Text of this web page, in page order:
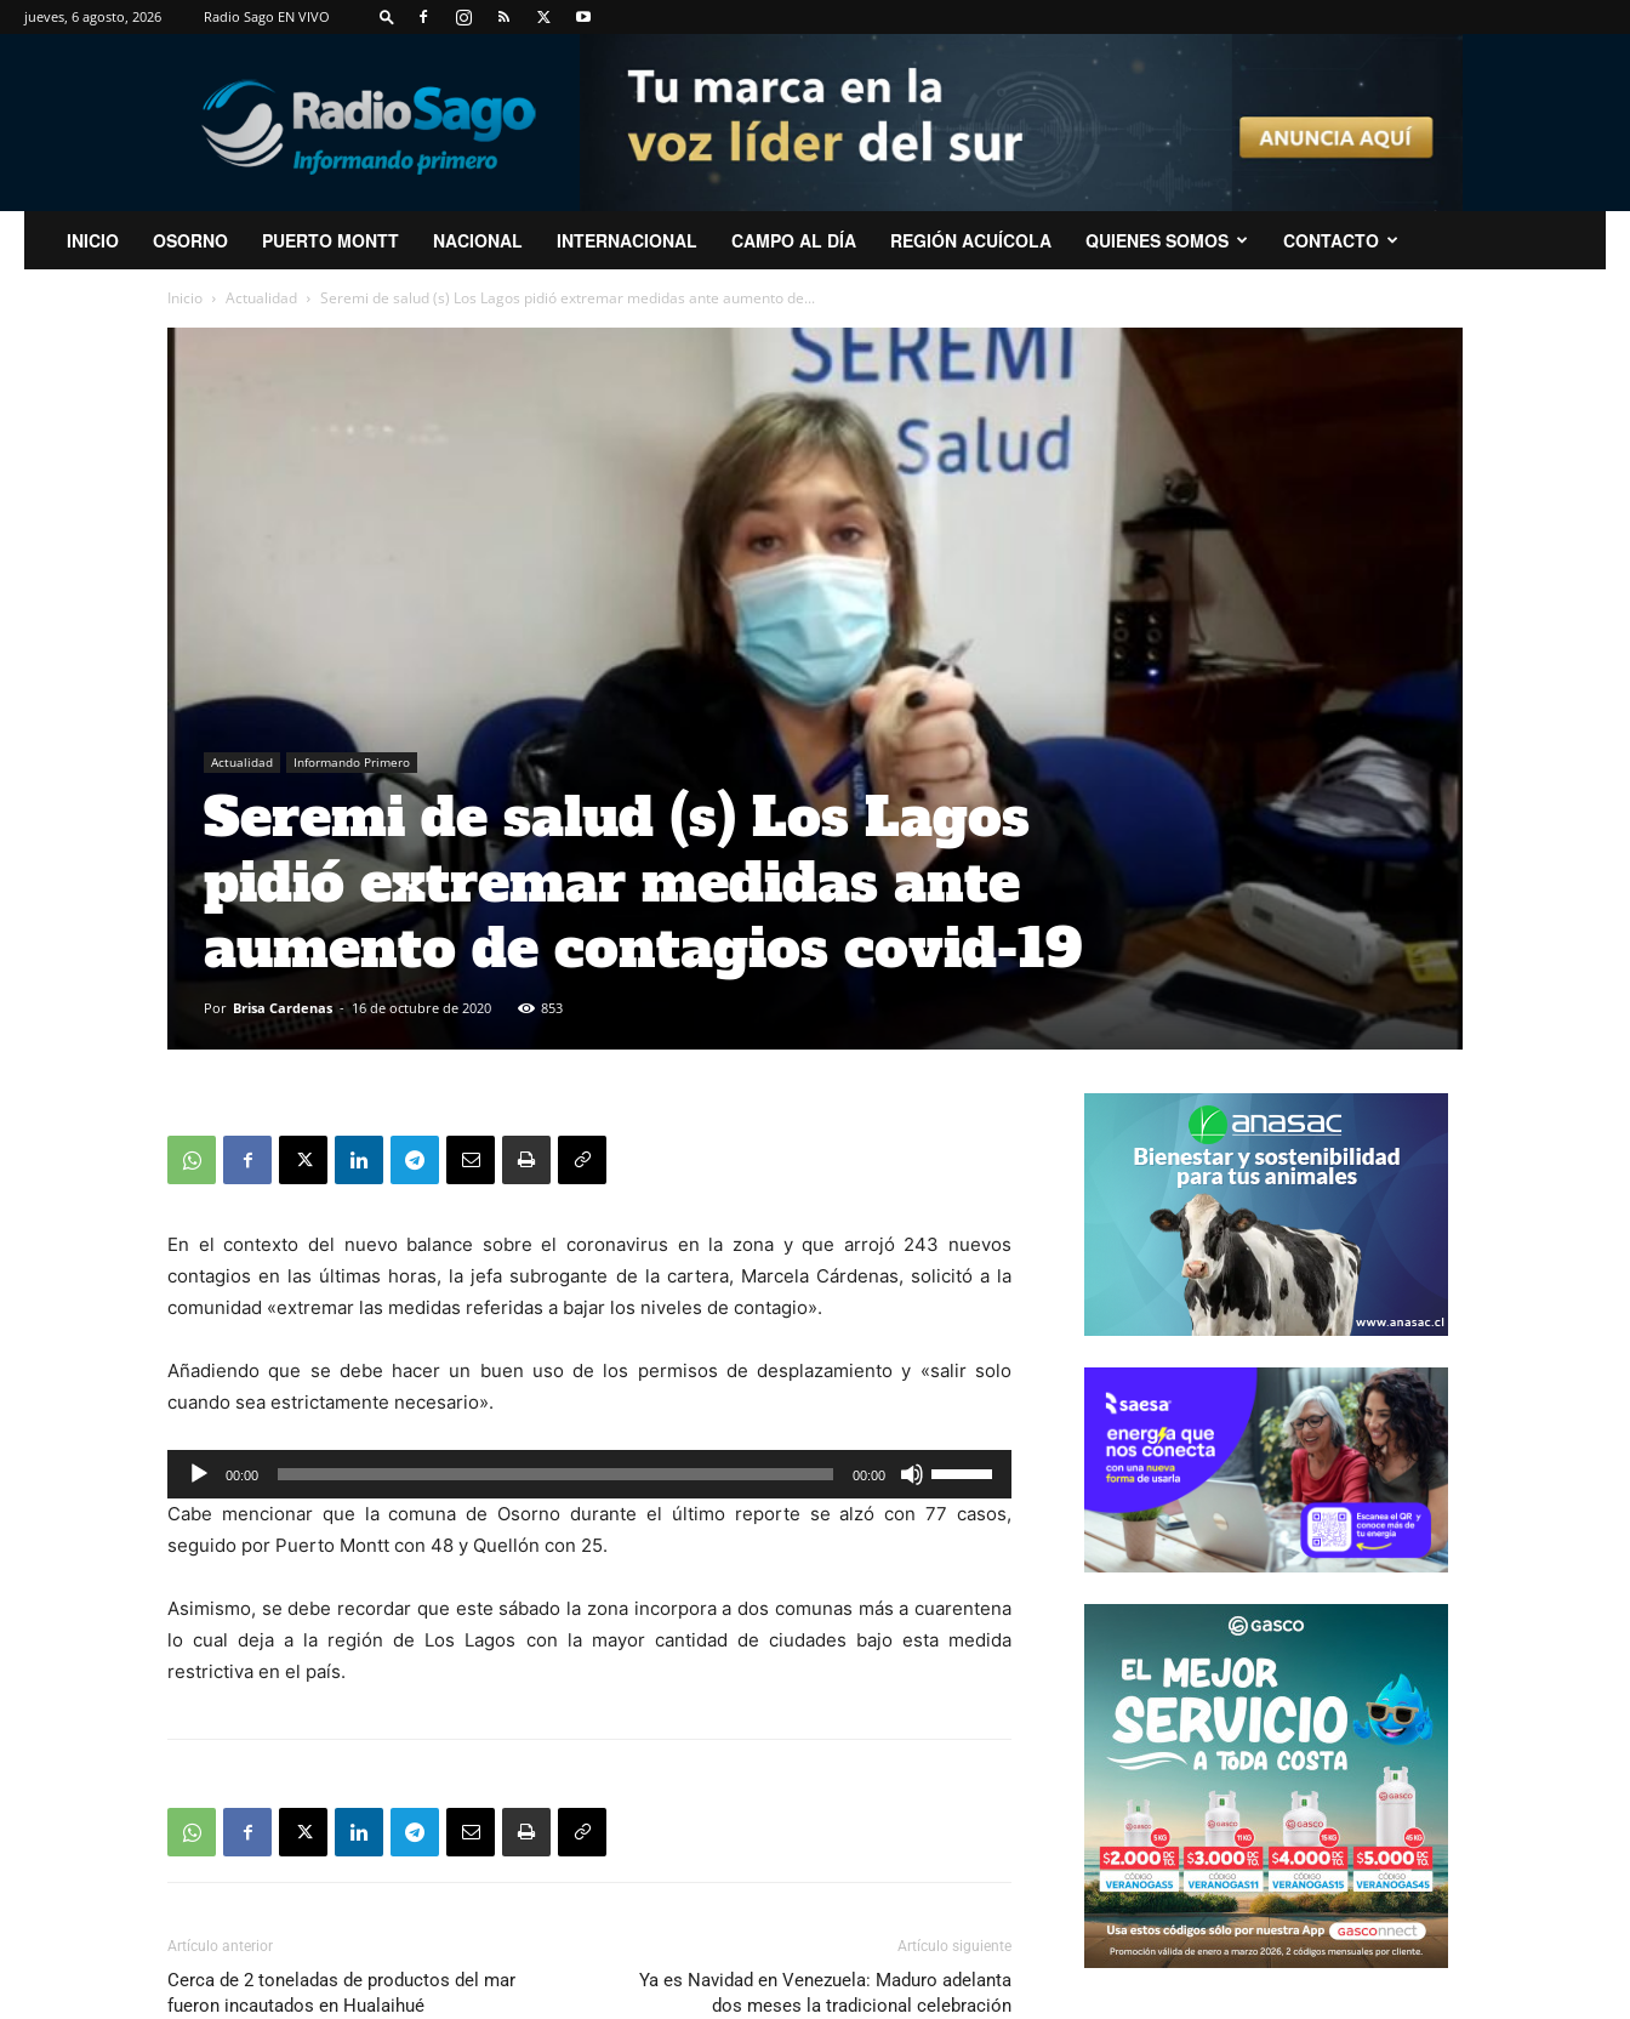
jueves, 6 agosto, 2026 Radio Sago EN VIVO
RadioSago
INICIO OSORNO PUERTO MONTT NACIONAL INTERNACIONAL CAMPO AL DÍA REGIÓN ACUÍCOLA QUIENES SOMOS CONTACTO
Inicio Actualidad Seremi de salud (s) Los Lagos pidió extremar medidas ante aumento de...
Actualidad Informando Primero
Seremi de salud (s) Los Lagos
pidió extremar medidas ante
aumento de contagios covid-19
Por Brisa Cardenas - 16 de octubre de 2020 853
En el contexto del nuevo balance sobre el coronavirus en la zona y que arrojó 243 nuevos
contagios en las últimas horas, la jefa subrogante de la cartera, Marcela Cárdenas, solicitó a la
comunidad «extremar las medidas referidas a bajar los niveles de contagio».
Añadiendo que se debe hacer un buen uso de los permisos de desplazamiento y «salir solo
cuando sea estrictamente necesario».
Reproductor
de
audio
00:00 00:00
las
teclas
arriba/abajo
para
Cabe mencionar que la comuna de Osorno durante el último reporte se alzó con 77 casos,
seguido por Puerto Montt con 48 y Quellón con 25.
Asimismo, se debe recordar que este sábado la zona incorpora a dos comunas más a cuarentena
lo cual deja a la región de Los Lagos con la mayor cantidad de ciudades bajo esta medida
restrictiva en el país.
Artículo anterior
Cerca de 2 toneladas de productos del mar
fueron incautados en Hualaihué
Artículo siguiente
Ya es Navidad en Venezuela: Maduro adelanta
dos meses la tradicional celebración